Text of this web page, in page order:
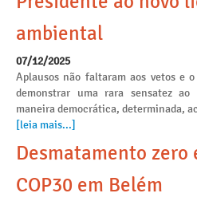
ambiental
07/12/2025
Aplausos não faltaram aos vetos e
demonstrar uma rara sensatez
maneira democrática, determinada,
[leia mais...]
Desmatamento zero
COP30 em Belém